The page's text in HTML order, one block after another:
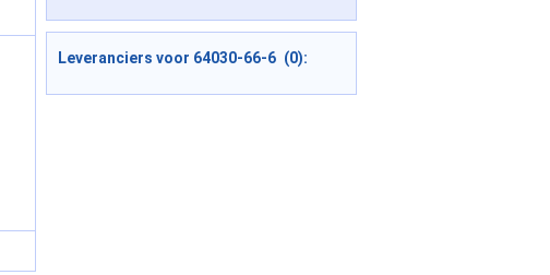
Leveranciers voor 64030-66-6 (0):